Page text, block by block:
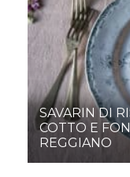
SAVARIN DI
COTTO E
REGGIANO